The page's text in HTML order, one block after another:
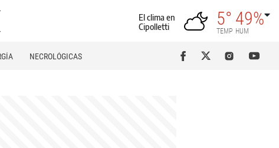
El clima en
Cipolletti
5°
TEMP
49%
HUM
NECROLÓGICAS